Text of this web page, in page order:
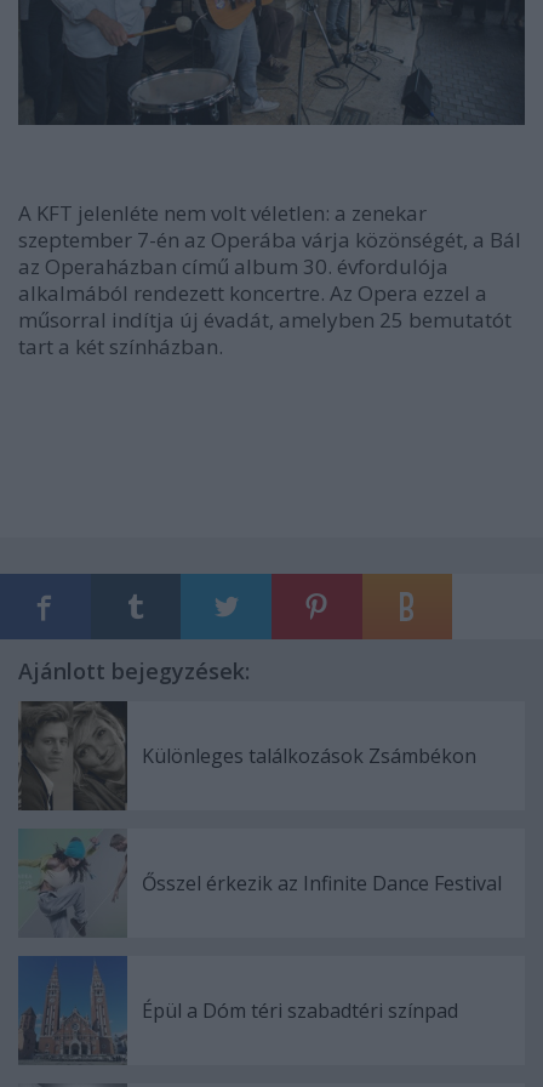
A KFT jelenléte nem volt véletlen: a zenekar
szeptember 7-én az Operába várja közönségét, a Bál
az Operaházban című album 30. évfordulója
alkalmából rendezett koncertre. Az Opera ezzel a
műsorral indítja új évadát, amelyben 25 bemutatót
tart a két színházban.
Ajánlott bejegyzések:
Különleges találkozások Zsámbékon
Ősszel érkezik az Infinite Dance Festival
Épül a Dóm téri szabadtéri színpad